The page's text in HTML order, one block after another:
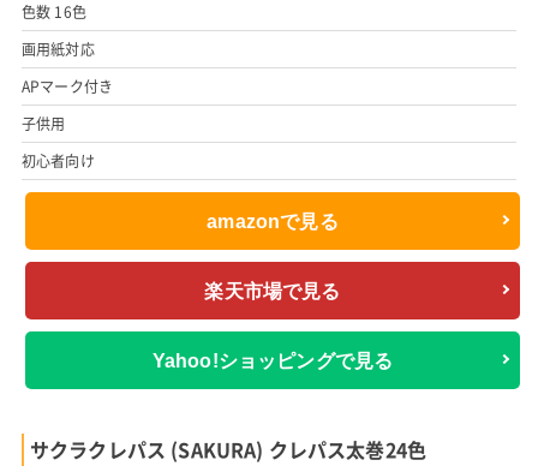
色数 16色
画用紙対応
APマーク付き
子供用
初心者向け
amazonで見る
楽天市場で見る
Yahoo!ショッピングで見る
サクラクレパス (SAKURA) クレパス太巻24色